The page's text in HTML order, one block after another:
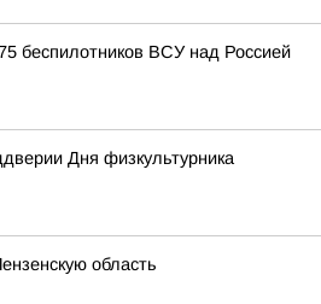
беспилотников ВСУ над Россией
Дня физкультурника
область